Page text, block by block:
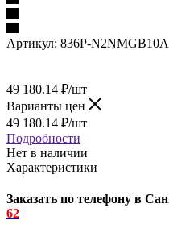
Артикул: 836P-
49 180.14 ₽/шт
Варианты цен
49 180.14 ₽/шт
Подробности
Нет в наличии
Характеристики
Заказать по телефону в
62